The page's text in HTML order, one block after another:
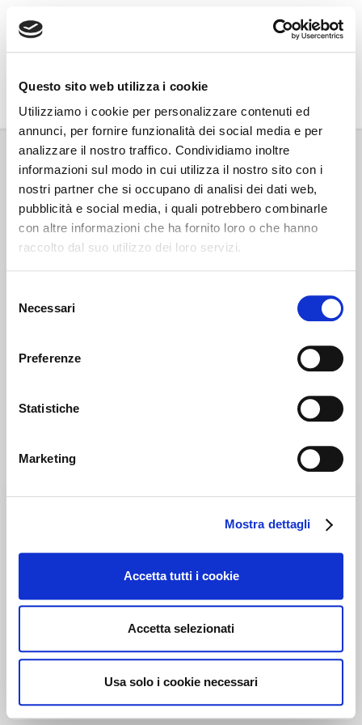
Questo sito web utilizza i cookie
Utilizziamo i cookie per personalizzare contenuti ed
annunci, per fornire funzionalità dei social media e per
analizzare il nostro traffico. Condividiamo inoltre
informazioni sul modo in cui utilizza il nostro sito con i
nostri partner che si occupano di analisi dei dati web,
pubblicità e social media, i quali potrebbero combinarle
con altre informazioni che ha fornito loro o che hanno
raccolto dal suo utilizzo dei loro servizi.
delNecessari
Preferenze
Statistiche
Marketing
Mostra dettagli
Accetta tutti i cookie
Accetta selezionati
Usa solo i cookie necessari
Associazione Go Wine
Via Vida, 6
12051 Alba (Cn)
tel. +39 0173 364631
Codice SDI: USAL8PV
PEC gowine@legalmail.it
info@gowinet.it